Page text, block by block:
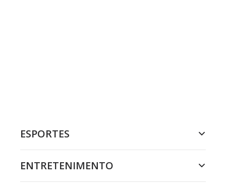
ESPORTES
ENTRETENIMENTO